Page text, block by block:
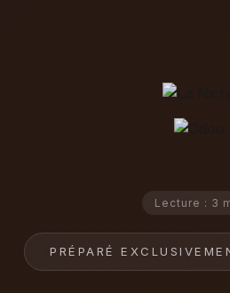
Lecture : 3
PRÉPARÉ